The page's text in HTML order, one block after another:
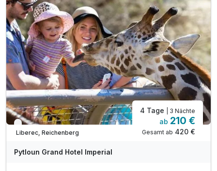
inkl. 10% Rabatt im Hotelrestaurant
inkl. kostenloses Parken auf dem Hotelparkplatz
inkl. WLAN Nutzung im Hotel
Verfügbar bis Dezember
Liberec, Reichenberg
4 Tage | 3 Nächte
ab 210 €
Gesamt ab 420 €
Pytloun Grand Hotel Imperial